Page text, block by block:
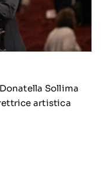
Sollima
artistica